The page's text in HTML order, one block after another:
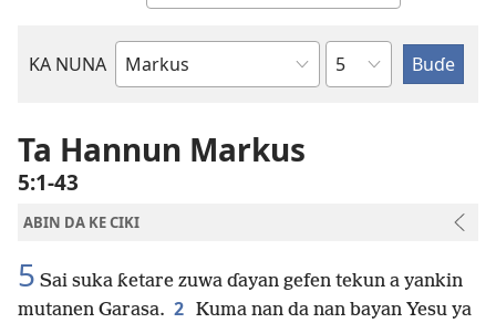
KA NUNA
Littattafan
Tsarki
Babi
Ta Hannun Markus
5:1-43
ABIN DA KE CIKI
5 Sai suka ƙetare zuwa ɗayan gefen tekun a yankin
mutanen Garasa. 2 Kuma nan da nan bayan Yesu ya